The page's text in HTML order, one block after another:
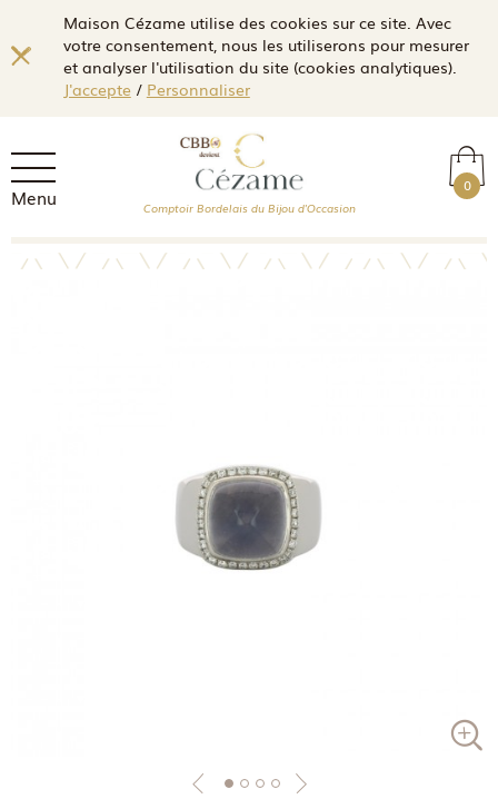
Maison Cézame utilise des cookies sur ce site. Avec
votre consentement, nous les utiliserons pour mesurer
et analyser l'utilisation du site (cookies analytiques).
J'accepte/ Personnaliser
Menu 0
Comptoir Bordelais du Bijou d'Occasion